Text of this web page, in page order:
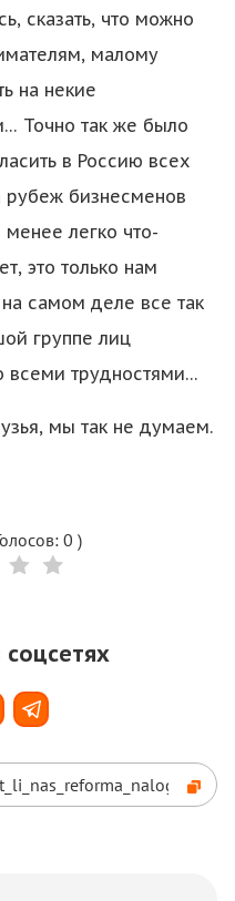
сказать, что можно
малому
на некие
Точно так же было
в Россию всех
бизнесменов
менее легко что-
это только нам
самом деле все так
группе лиц
всеми трудностями…
мы так не думаем.
0 )